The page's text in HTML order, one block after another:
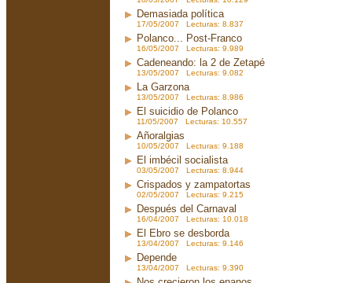
Demasiada política
17/05/2007 Lecturas: 8.837
Polanco... Post-Franco
16/05/2007 Lecturas: 9.989
Cadeneando: la 2 de Zetapé
13/05/2007 Lecturas: 9.082
La Garzona
13/05/2007 Lecturas: 8.986
El suicidio de Polanco
11/05/2007 Lecturas: 10.557
Añoralgias
10/05/2007 Lecturas: 9.188
El imbécil socialista
03/05/2007 Lecturas: 8.944
Crispados y zampatortas
02/05/2007 Lecturas: 9.215
Después del Carnaval
16/04/2007 Lecturas: 10.018
El Ebro se desborda
13/04/2007 Lecturas: 9.146
Depende
13/04/2007 Lecturas: 9.390